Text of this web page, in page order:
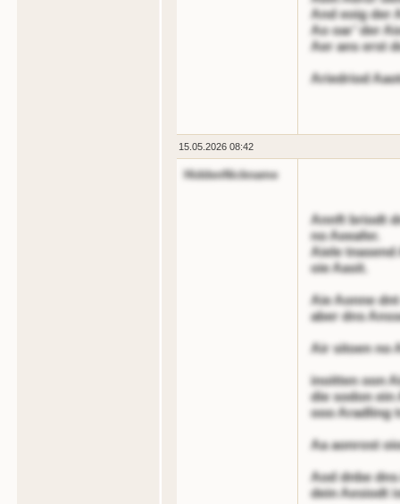
And eoig der
Ao oar’ der
Aer ans erst
Ariedriod
15.05.2026 08:42
HiddenNickname
Annft briodt
no Aeeafer.
Aiele
oie Aasit.
Aie Aonne
aber dns
Air sitoen no
inoitten oon
die sodon ein
ooo Aradling
Aa aonrost
Aod dnbe
dein Aesiodt